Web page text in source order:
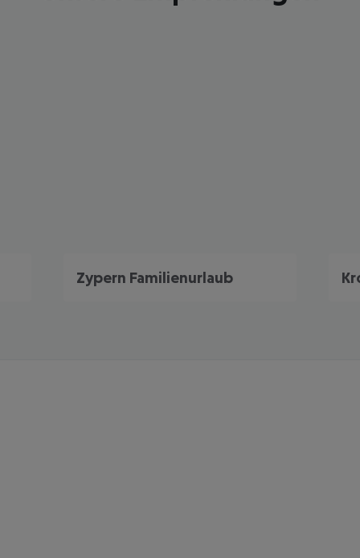
Zypern Familienurlaub